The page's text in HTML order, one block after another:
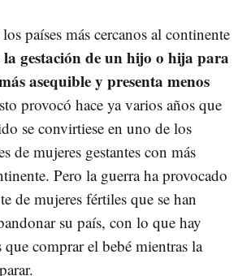
países más cercanos al continente
la gestación de un hijo o hija para
asequible y presenta menos
provocó hace ya varios años que
se convirtiese en uno de los
de mujeres gestantes con más
Pero la guerra ha provocado
de mujeres fértiles que se han
su país, con lo que hay
que comprar el bebé mientras la